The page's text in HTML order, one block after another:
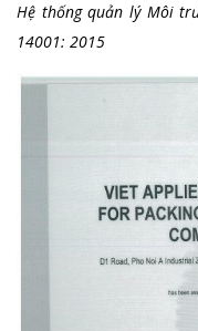
Hệ thống quản lý Môi
14001: 2015